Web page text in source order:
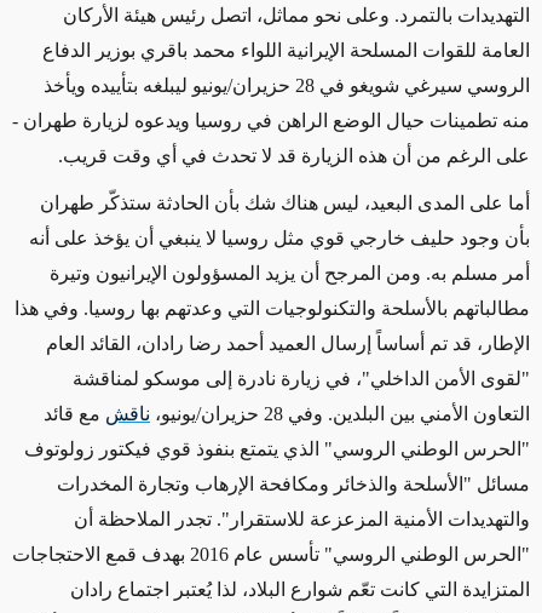
التهديدات بالتمرد. وعلى نحو مماثل، اتصل رئيس هيئة الأركان
العامة للقوات المسلحة الإيرانية اللواء محمد باقري بوزير الدفاع
الروسي سيرغي شويغو في 28 حزيران/يونيو ليبلغه بتأييده ويأخذ
منه تطمينات حيال الوضع الراهن في روسيا ويدعوه لزيارة طهران -
على الرغم من أن هذه الزيارة قد لا تحدث في أي وقت قريب.
أما على المدى البعيد، ليس هناك شك بأن الحادثة ستذكّر طهران
بأن وجود حليف خارجي قوي مثل روسيا لا ينبغي أن يؤخذ على أنه
أمر مسلم به. ومن المرجح أن يزيد المسؤولون الإيرانيون وتيرة
مطالباتهم بالأسلحة والتكنولوجيات التي وعدتهم بها روسيا. وفي هذا
الإطار، قد تم أساساً إرسال العميد أحمد رضا رادان، القائد العام
"لقوى الأمن الداخلي"، في زيارة نادرة إلى موسكو لمناقشة
التعاون الأمني بين البلدين. وفي 28 حزيران/يونيو،
ناقش مع قائد
"الحرس الوطني الروسي" الذي يتمتع بنفوذ قوي فيكتور زولوتوف
مسائل "الأسلحة والذخائر ومكافحة الإرهاب وتجارة المخدرات
والتهديدات الأمنية المزعزعة للاستقرار". تجدر الملاحظة أن
"الحرس الوطني الروسي" تأسس عام 2016 بهدف قمع الاحتجاجات
المتزايدة التي كانت تعّم شوارع البلاد، لذا يُعتبر اجتماع رادان